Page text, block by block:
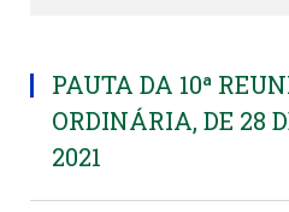
PAUTA DA 10ª
ORDINÁRIA, DE 28
2021